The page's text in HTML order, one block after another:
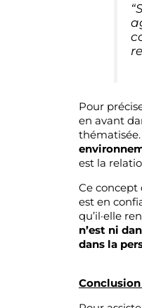
Pour
en avant
thématisée.
est la
Ce concept
est en
qu’il·elle
n’est ni
dans la
Conclusion